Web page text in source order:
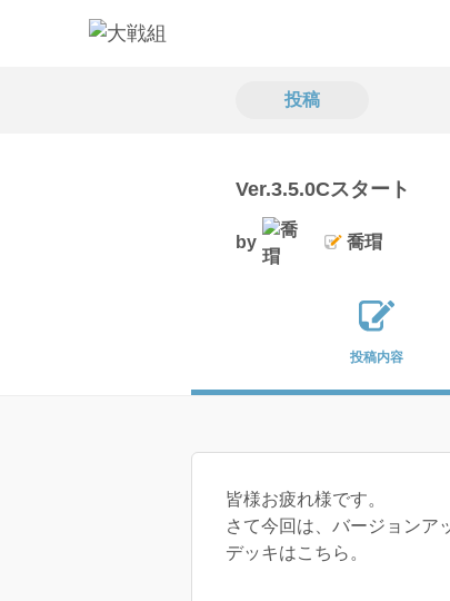
投稿
Ver.3.5.0Cスタート
by 喬瑁
投稿内容
皆様お疲れ様です。
さて今回は、バージョンア
デッキはこちら。